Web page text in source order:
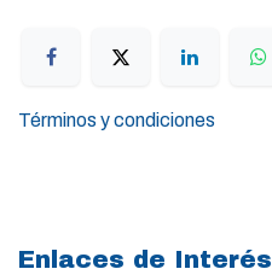
Términos y condiciones
Enlaces de Interés